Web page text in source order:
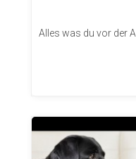
Alles was du vor der